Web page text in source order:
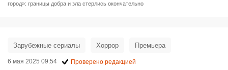
город»: границы добра и зла стерлись окончательно
Зарубежные сериалы Хоррор Премьера
6 мая 2025 09:54 Проверено редакцией